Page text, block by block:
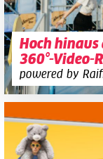
Hoch hinaus
360°-Video-
powered by